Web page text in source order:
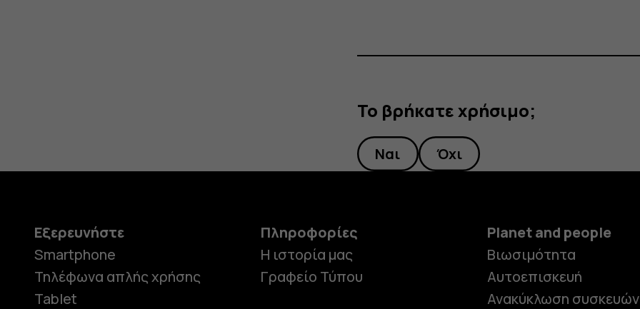
Το βρήκατε χρήσιμο;
Ναι Όχι
Εξερευνήστε
Smartphone
Τηλέφωνα απλής χρήσης
Tablet
Πληροφορίες
Η ιστορία μας
Γραφείο Τύπου
Planet and people
Βιωσιμότητα
Αυτοεπισκευή
Ανακύκλωση συσκευών